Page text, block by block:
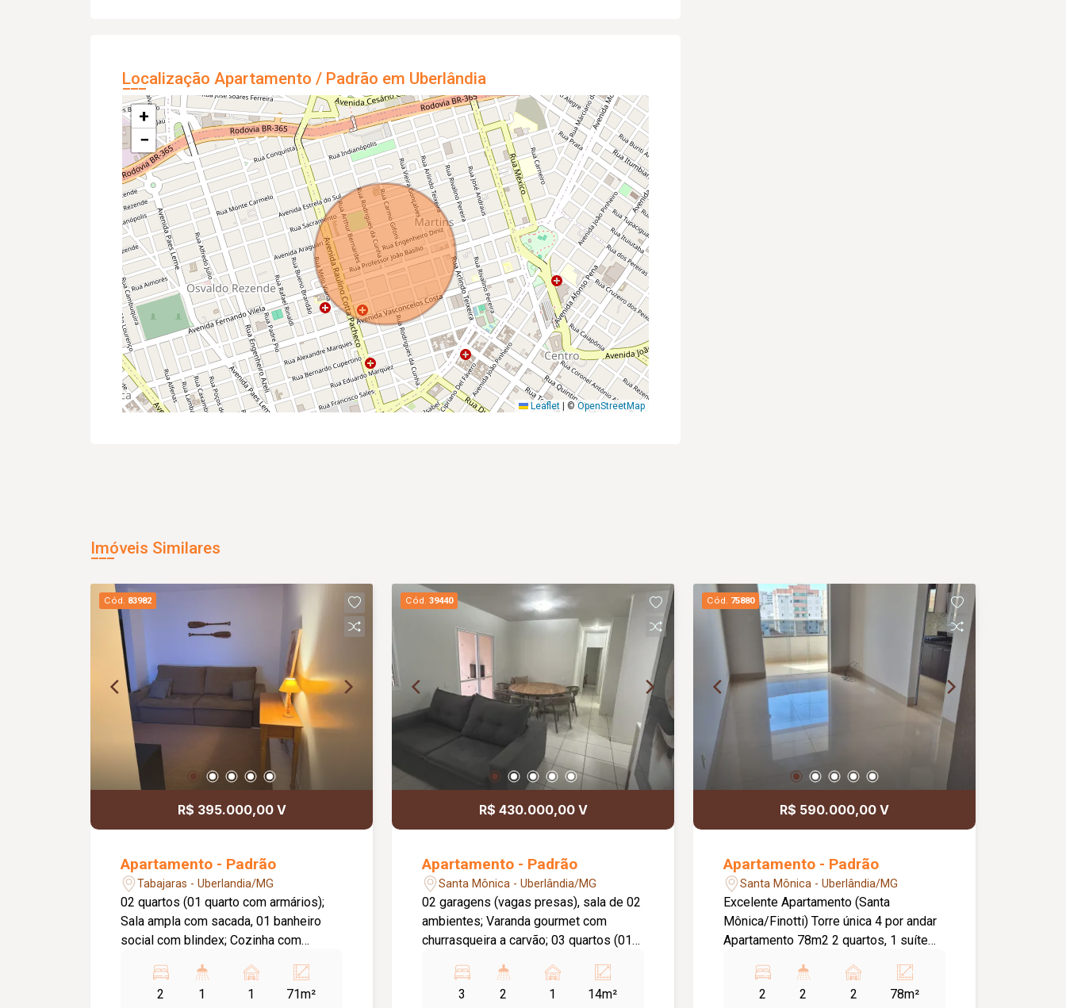
Localização Apartamento / Padrão em Uberlândia
+
−
Leaflet © OpenStreetMap
Imóveis Similares
Cód. 83982
R$ 395.000,00 V
Apartamento - Padrão
Tabajaras - Uberlandia/MG
02 quartos (01 quarto com armários);
Sala ampla com sacada, 01 banheiro
social com blindex; Cozinha com
vaga de garagem. Apartamento com
portaria em horário comercial; Salão de
2
1
1
71m²
Cód. 39440
R$ 430.000,00 V
Apartamento - Padrão
Santa Mônica - Uberlândia/MG
02 garagens (vagas presas), sala de 02
ambientes; Varanda gourmet com
churrasqueira a carvão; 03 quartos (01
Lavanderia, despensa, piso cerâmico;
Bancadas em mármore e granito;
3
2
1
14m²
Cód. 75880
R$ 590.000,00 V
Apartamento - Padrão
Santa Mônica - Uberlândia/MG
Excelente Apartamento (Santa
Mônica/Finotti) Torre única 4 por andar
Apartamento 78m2 2 quartos, 1 suíte
fogão e coifa já instalados (Electrolux)
02 vagas. Lazer Completo (piscina
2
2
2
78m²